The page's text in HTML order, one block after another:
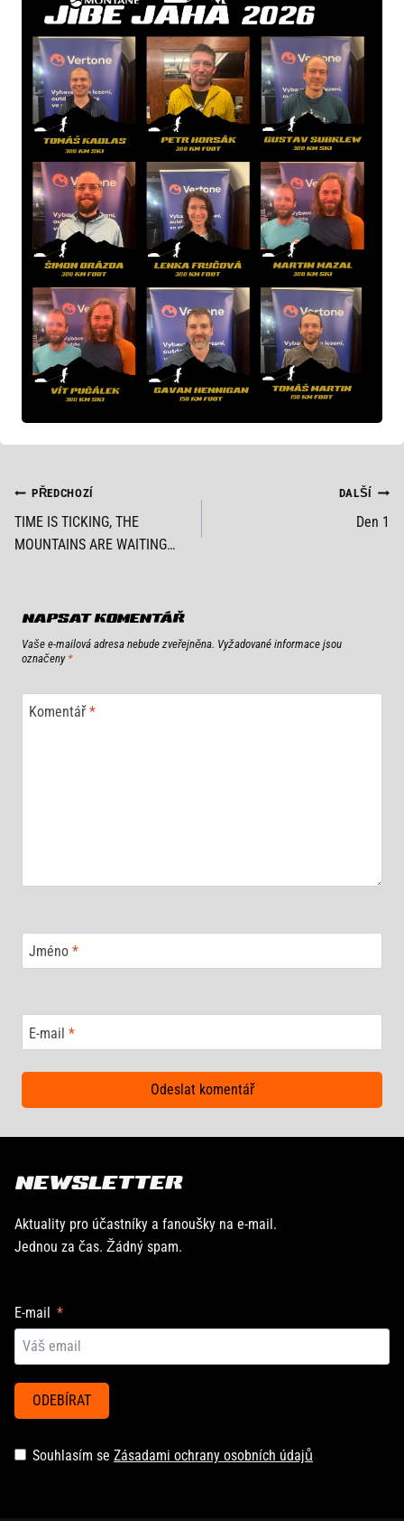
NAVIGACE
PRO
PŘEDCHOZÍ
TIME IS TICKING, THE
MOUNTAINS ARE WAITING…
DALŠÍ
Den 1
NAPSAT KOMENTÁŘ
Vaše e-mailová adresa nebude zveřejněna. Vyžadované informace jsou
označeny *
Komentář*
Jméno *
E-mail *
NEWSLETTER
Aktuality pro účastníky a fanoušky na e-mail.
Jednou za čas. Žádný spam.
E-mail
ODEBÍRAT
Souhlasím se Zásadami ochrany osobních údajů